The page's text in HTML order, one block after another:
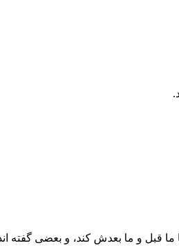
ما قبل و ما بعدش كند، و بعضى گفته